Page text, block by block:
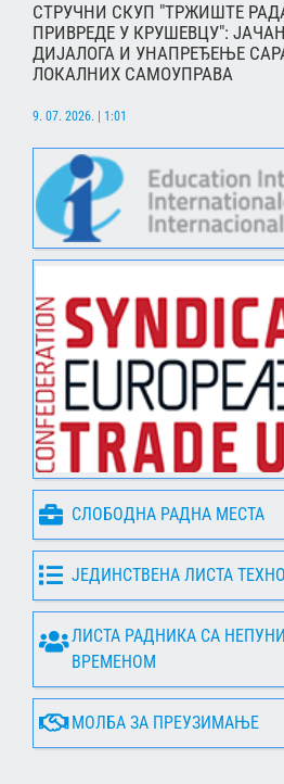
СТРУЧНИ СКУП "ТРЖИШТЕ
ПРИВРЕДЕ У КРУШЕВЦУ":
ДИЈАЛОГА И УНАПРЕЂЕЊЕ
ЛОКАЛНИХ САМОУПРАВА
9. 07. 2026. | 1:01
СЛОБОДНА РАДНА МЕСТА
ЈЕДИНСТВЕНА ЛИСТА
ЛИСТА РАДНИКА СА
ВРЕМЕНОМ
МОЛБА ЗА ПРЕУЗИМАЊЕ